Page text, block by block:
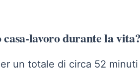
lavoro durante la vita?
un totale di circa 52 minuti